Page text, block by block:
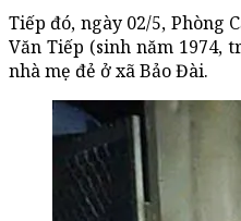
Tiếp đó, ngày 02/5, Phòng
Văn Tiếp (sinh năm 1974,
nhà mẹ đẻ ở xã Bảo Đài.